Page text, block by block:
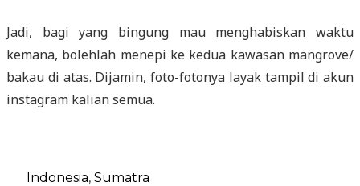
Jadi, bagi yang bingung mau menghabiskan waktu
kemana, bolehlah menepi ke kedua kawasan mangrove/
bakau di atas. Dijamin, foto-fotonya layak tampil di akun
instagram kalian semua.
Categories
Indonesia, Sumatra